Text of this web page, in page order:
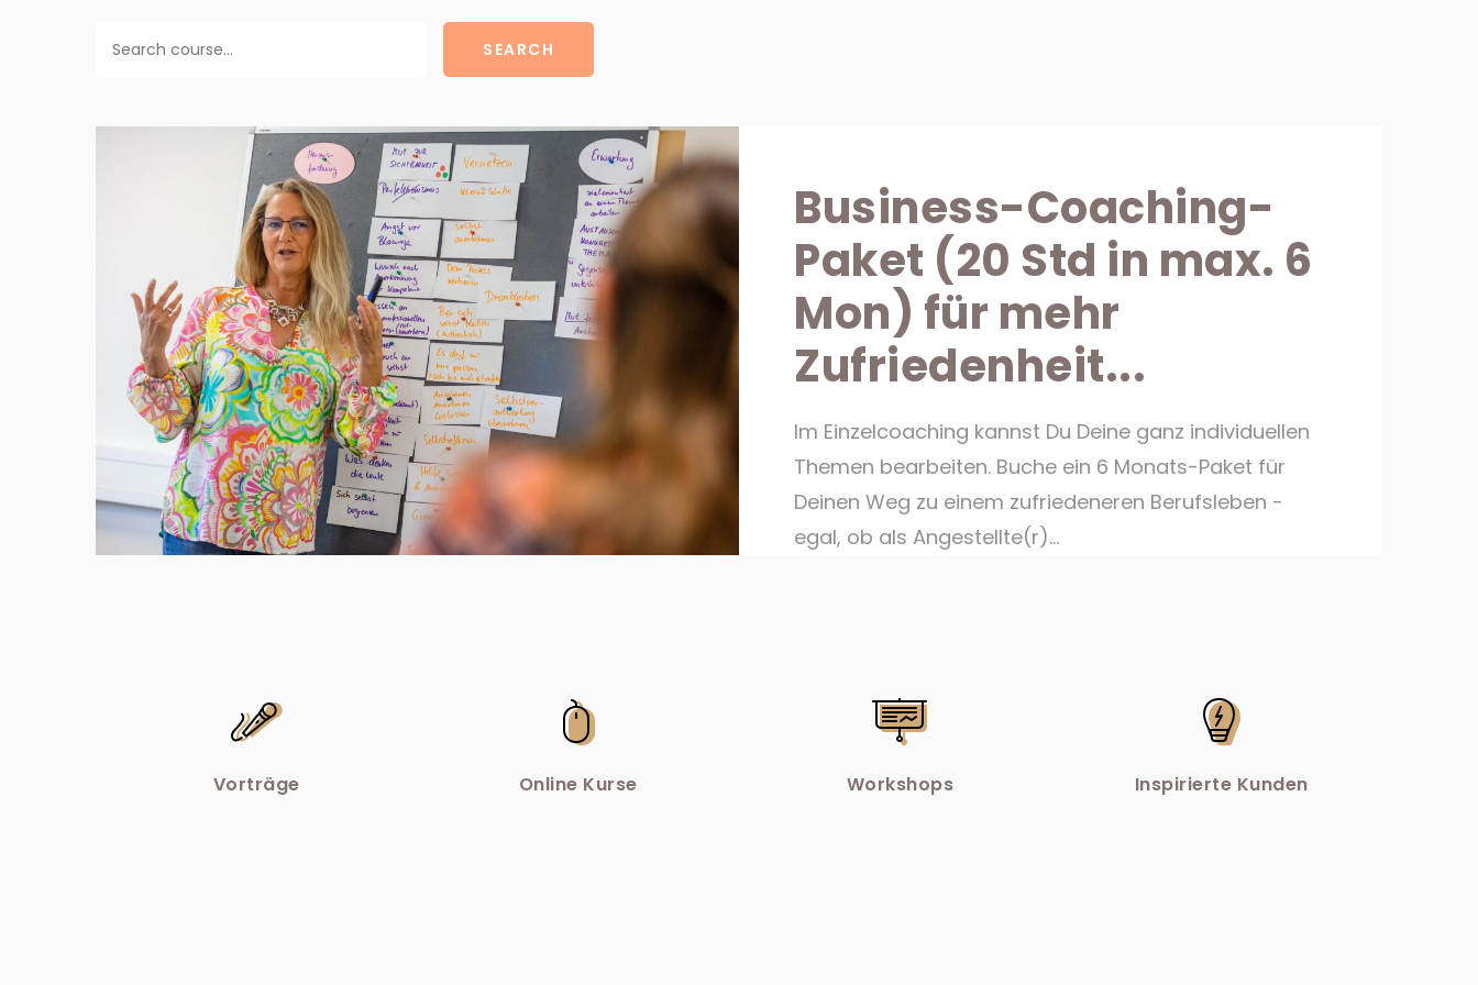
SEARCH
Business-Coaching-
Paket (20 Std in max. 6
Mon) für mehr
Zufriedenheit...
Im Einzelcoaching kannst Du Deine ganz individuellen
Themen bearbeiten. Buche ein 6 Monats-Paket für
Deinen Weg zu einem zufriedeneren Berufsleben -
egal, ob als Angestellte(r)...
Vorträge Online Kurse Workshops Inspirierte Kunden